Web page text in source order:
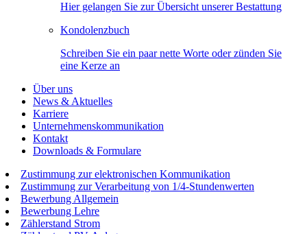
Hier gelangen Sie zur Übersicht unserer Bestattung
Kondolenzbuch
Schreiben Sie ein paar nette Worte oder zünden Sie
eine Kerze an
Über uns
News & Aktuelles
Karriere
Unternehmenskommunikation
Kontakt
Downloads & Formulare
Zustimmung zur elektronischen Kommunikation
Zustimmung zur Verarbeitung von 1/4-Stundenwerten
Bewerbung Allgemein
Bewerbung Lehre
Zählerstand Strom